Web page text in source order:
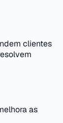
clientes
as